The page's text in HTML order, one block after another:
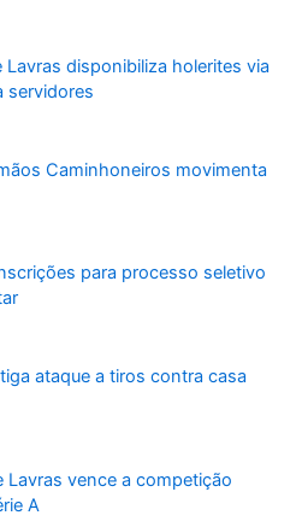
Lavras disponibiliza holerites via
servidores
Caminhoneiros movimenta
para processo seletivo
ataque a tiros contra casa
Lavras vence a competição
A